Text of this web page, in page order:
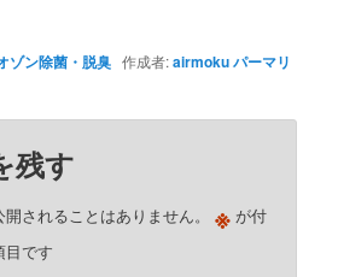
ゾン除菌・脱臭 作成者:airmokuパーマリ
残す
されることはありません。 ※ が付
目です